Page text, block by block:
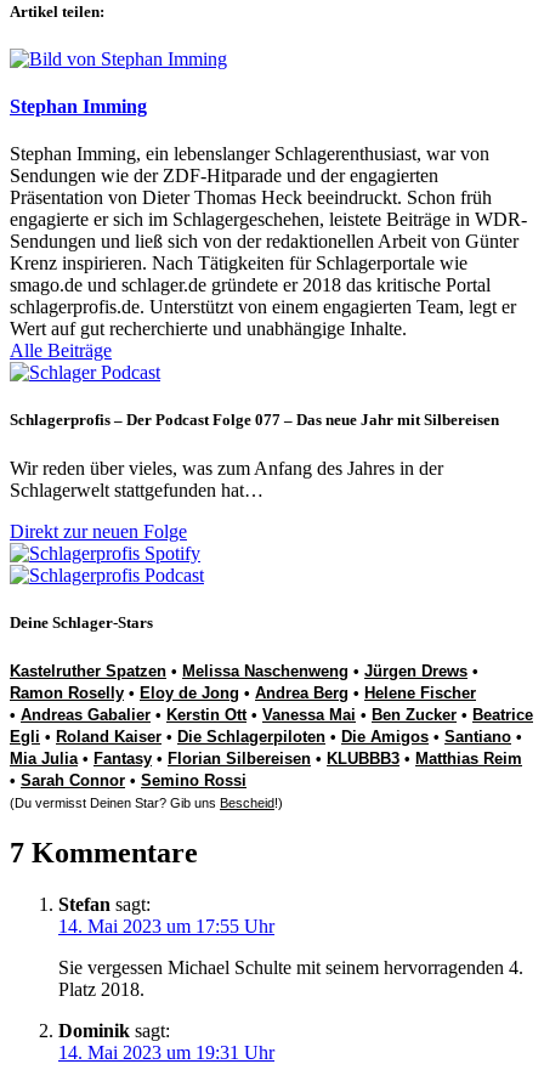
Artikel teilen:
Stephan Imming
Stephan Imming, ein lebenslanger Schlagerenthusiast, war von
Sendungen wie der ZDF-Hitparade und der engagierten
Präsentation von Dieter Thomas Heck beeindruckt. Schon früh
engagierte er sich im Schlagergeschehen, leistete Beiträge in WDR-
Sendungen und ließ sich von der redaktionellen Arbeit von Günter
Krenz inspirieren. Nach Tätigkeiten für Schlagerportale wie
smago.de und schlager.de gründete er 2018 das kritische Portal
schlagerprofis.de. Unterstützt von einem engagierten Team, legt er
Wert auf gut recherchierte und unabhängige Inhalte.
Alle Beiträge
Schlagerprofis – Der Podcast Folge 077 – Das neue Jahr mit Silbereisen
Wir reden über vieles, was zum Anfang des Jahres in der
Schlagerwelt stattgefunden hat…
Direkt zur neuen Folge
Deine Schlager-Stars
Kastelruther Spatzen • Melissa Naschenweng • Jürgen Drews •
Ramon Roselly • Eloy de Jong • Andrea Berg • Helene Fischer
• Andreas Gabalier • Kerstin Ott• Vanessa Mai • Ben Zucker • Beatrice
Egli • Roland Kaiser • Die Schlagerpiloten • Die Amigos • Santiano •
Mia Julia• Fantasy • Florian Silbereisen • KLUBBB3 • Matthias Reim
• Sarah Connor • Semino Rossi
(Du vermisst Deinen Star? Gib uns Bescheid!)
7 Kommentare
Stefan sagt:
14. Mai 2023 um 17:55 Uhr
Sie vergessen Michael Schulte mit seinem hervorragenden 4.
Platz 2018.
Dominik sagt:
14. Mai 2023 um 19:31 Uhr